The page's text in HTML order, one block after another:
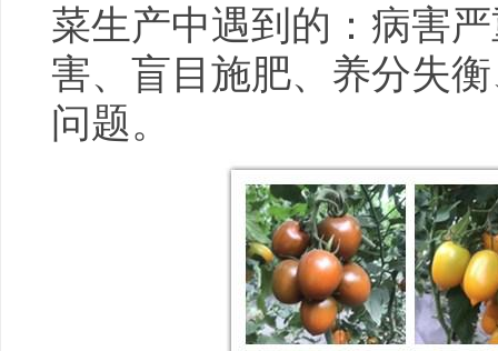
菜生产中遇到的：病害
害、盲目施肥、养分失
问题。